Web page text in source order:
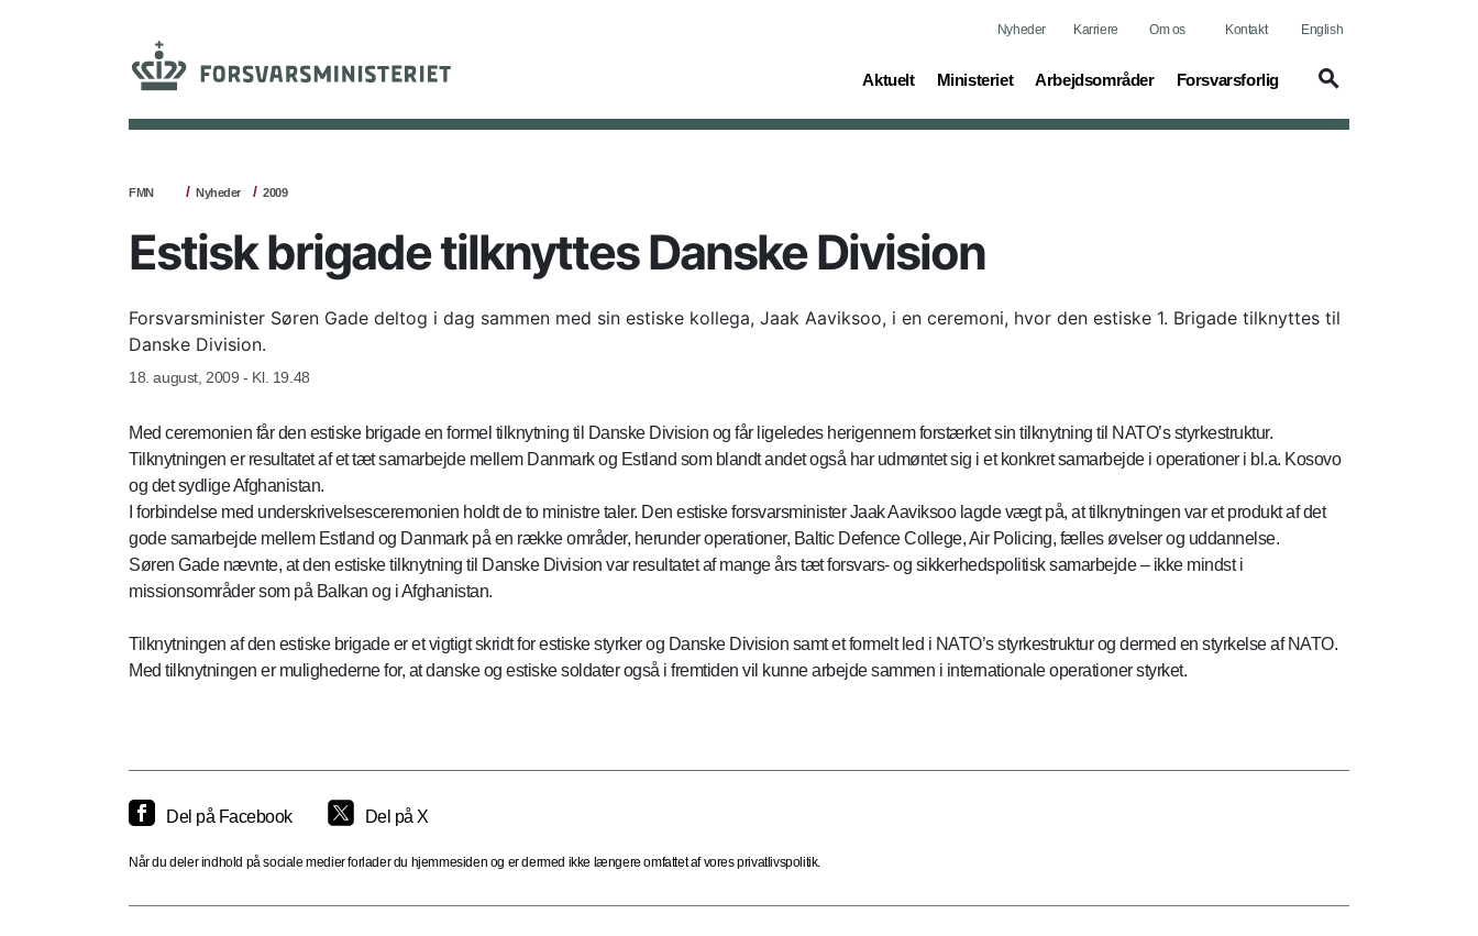
Nyheder Karriere Om os Kontakt English
Aktuelt
(current) Ministeriet
(current) Arbejdsområder
(current) Forsvarsforlig
(current)
FMN Nyheder 2009
Estisk brigade tilknyttes Danske Division
Forsvarsminister Søren Gade deltog i dag sammen med sin estiske kollega, Jaak Aaviksoo, i en ceremoni, hvor den estiske 1. Brigade tilknyttes til
Danske Division.
18. august, 2009 - Kl. 19.48
Med ceremonien får den estiske brigade en formel tilknytning til Danske Division og får ligeledes herigennem forstærket sin tilknytning til NATO’s styrkestruktur.
Tilknytningen er resultatet af et tæt samarbejde mellem Danmark og Estland som blandt andet også har udmøntet sig i et konkret samarbejde i operationer i bl.a. Kosovo
og det sydlige Afghanistan.
I forbindelse med underskrivelsesceremonien holdt de to ministre taler. Den estiske forsvarsminister Jaak Aaviksoo lagde vægt på, at tilknytningen var et produkt af det
gode samarbejde mellem Estland og Danmark på en række områder, herunder operationer, Baltic Defence College, Air Policing, fælles øvelser og uddannelse.
Søren Gade nævnte, at den estiske tilknytning til Danske Division var resultatet af mange års tæt forsvars- og sikkerhedspolitisk samarbejde – ikke mindst i
missionsområder som på Balkan og i Afghanistan.
Tilknytningen af den estiske brigade er et vigtigt skridt for estiske styrker og Danske Division samt et formelt led i NATO’s styrkestruktur og dermed en styrkelse af NATO.
Med tilknytningen er mulighederne for, at danske og estiske soldater også i fremtiden vil kunne arbejde sammen i internationale operationer styrket.
Del på Facebook Del på X
Når du deler indhold på sociale medier forlader du hjemmesiden og er dermed ikke længere omfattet af vores privatlivspolitik.